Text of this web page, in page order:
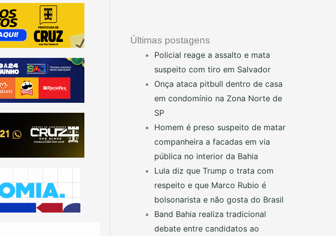
Últimas postagens
Policial reage a assalto e mata
suspeito com tiro em Salvador
Onça ataca pitbull dentro de casa
em condomínio na Zona Norte de
SP
Homem é preso suspeito de matar
companheira a facadas em via
pública no interior da Bahia
Lula diz que Trump o trata com
respeito e que Marco Rubio é
bolsonarista e não gosta do Brasil
Band Bahia realiza tradicional
debate entre candidatos ao